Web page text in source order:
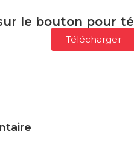
le bouton pour
Télécharger